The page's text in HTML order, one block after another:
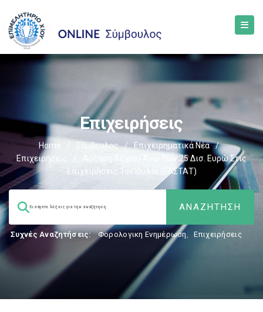
Επιχειρήσεις
Home Σύμβουλος / Επιχειρηματικά Νέα
/
Επιχειρήσεις
Αύξηση Τζίρου Άνω Των 25 Δισ. Ευρώ Στις
Επιχειρήσεις Τον Ιούλιο (ΕΛΣΤΑΤ)
Συχνές Αναζητήσεις: Φορολογικη Ενημέρωση, Επιχειρήσεις